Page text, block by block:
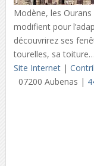
Modène, les
modifient pour
découvrirez ses
tourelles, sa
Site Internet|
07200 Aubenas |